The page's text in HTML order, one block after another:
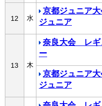
12 水
京都ジュニア
ジュニア
13 木
奈良大会 レギ
ー
京都ジュニア
ジュニア